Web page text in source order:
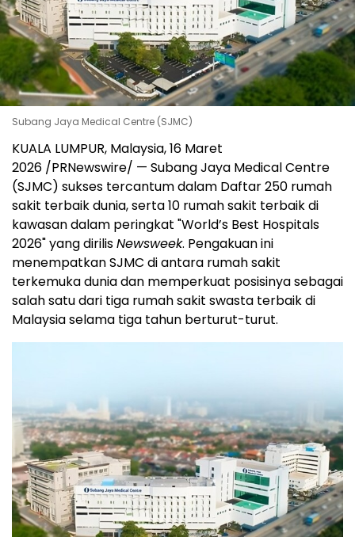
Subang Jaya Medical Centre (SJMC)
KUALA LUMPUR, Malaysia, 16 Maret
2026 /PRNewswire/ — Subang Jaya Medical Centre
(SJMC) sukses tercantum dalam Daftar 250 rumah
sakit terbaik dunia, serta 10 rumah sakit terbaik di
kawasan dalam peringkat "World’s Best Hospitals
2026" yang dirilisNewsweek. Pengakuan ini
menempatkan SJMC di antara rumah sakit
terkemuka dunia dan memperkuat posisinya sebagai
salah satu dari tiga rumah sakit swasta terbaik di
Malaysia selama tiga tahun berturut-turut.